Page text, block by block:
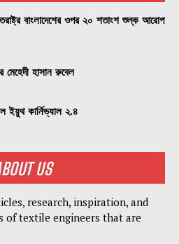
বাংলাদেশের ওপর ২০ শতাংশ শুল্ক আরোপ
মেহেদী হাসান রুবেল
ইয়ুথ কার্নিভ্যাল ২.৪
US
research, inspiration, and
of textile engineers that are